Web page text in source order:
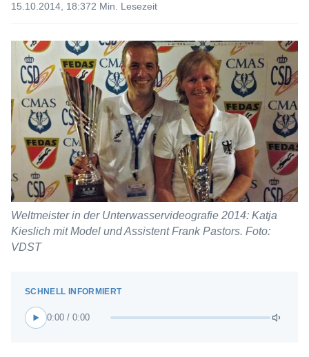
15.10.2014, 18:372 Min. Lesezeit
Weltmeister in der Unterwasservideografie 2014: Katja
Kieslich mit Model und Assistent Frank Pastors. Foto:
VDST
0:00 / 0:00